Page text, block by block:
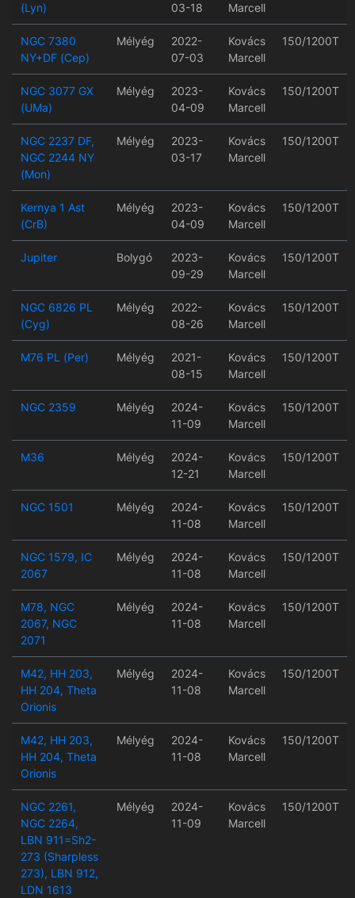
(Lyn)
03-18
Marcell
NGC 7380
NY+DF (Cep)
Mélyég
2022-
07-03
Kovács
Marcell
150/1200T
NGC 3077 GX
(UMa)
Mélyég
2023-
04-09
Kovács
Marcell
150/1200T
NGC 2237 DF,
NGC 2244 NY
(Mon)
Mélyég
2023-
03-17
Kovács
Marcell
150/1200T
Kernya 1 Ast
(CrB)
Mélyég
2023-
04-09
Kovács
Marcell
150/1200T
Jupiter Bolygó
2023-
09-29
Kovács
Marcell
150/1200T
NGC 6826 PL
(Cyg)
Mélyég
2022-
08-26
Kovács
Marcell
150/1200T
M76 PL (Per) Mélyég
2021-
08-15
Kovács
Marcell
150/1200T
NGC 2359 Mélyég
2024-
11-09
Kovács
Marcell
150/1200T
M36 Mélyég
2024-
12-21
Kovács
Marcell
150/1200T
NGC 1501 Mélyég
2024-
11-08
Kovács
Marcell
150/1200T
NGC 1579, IC
2067
Mélyég
2024-
11-08
Kovács
Marcell
150/1200T
M78, NGC
2067, NGC
2071
Mélyég
2024-
11-08
Kovács
Marcell
150/1200T
M42, HH 203,
HH 204, Theta
Orionis
Mélyég
2024-
11-08
Kovács
Marcell
150/1200T
M42, HH 203,
HH 204, Theta
Orionis
Mélyég
2024-
11-08
Kovács
Marcell
150/1200T
NGC 2261,
NGC 2264,
LBN 911=Sh2-
273 (Sharpless
273), LBN 912,
LDN 1613
Mélyég
2024-
11-09
Kovács
Marcell
150/1200T